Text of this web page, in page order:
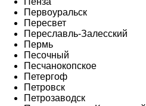
Первоуральск
Пересвет
Переславль-Залесский
Пермь
Песочный
Песчанокопское
Петергоф
Петровск
Петрозаводск